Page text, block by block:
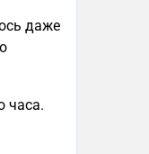
даже
часа.